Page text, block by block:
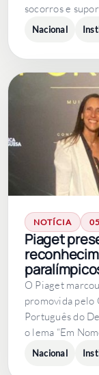
socorros e
Nacional
NOTÍCIA
Piaget
O Piaget
promovida pelo
Português do
o lema “Em
Nacional